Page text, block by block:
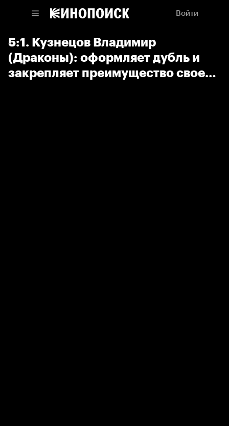
Войти
5:1. Кузнецов Владимир
(Драконы): оформляет дубль и
закрепляет преимущество своей